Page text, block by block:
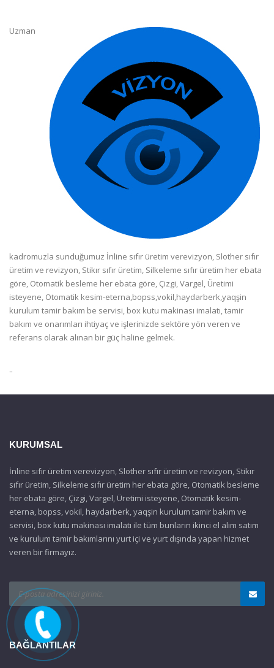
Uzman
kadromuzla sunduğumuz İnline sıfır üretim verevizyon, Slother sıfır
üretim ve revizyon, Stikır sıfır üretim, Silkeleme sıfır üretim her ebata
göre, Otomatik besleme her ebata göre, Çizgi, Vargel, Üretimi
isteyene, Otomatik kesim-eterna,bopss,vokil,haydarberk,yaqşin
kurulum tamir bakım be servisi, box kutu makinası imalatı, tamir
bakım ve onarımları ihtiyaç ve işlerinizde sektöre yön veren ve
referans olarak alınan bir güç haline gelmek.
..
KURUMSAL
İnline sıfır üretim verevizyon, Slother sıfır üretim ve revizyon, Stikır
sıfır üretim, Silkeleme sıfır üretim her ebata göre, Otomatik besleme
her ebata göre, Çizgi, Vargel, Üretimi isteyene, Otomatik kesim-
eterna, bopss, vokil, haydarberk, yaqşin kurulum tamir bakım ve
servisi, box kutu makinası imalatı ile tüm bunların ikinci el alım satım
ve kurulum tamir bakımlarını yurt içi ve yurt dışında yapan hizmet
veren bir firmayız.
BAĞLANTILAR